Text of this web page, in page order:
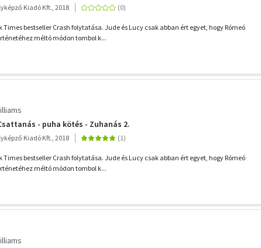
Kiadó Kft., 2018
Times bestseller Crash folytatása. Jude és Lucy csak abban ért egyet, hogy Rómeó
méltó módon tombol k...
- puha kötés - Zuhanás 2.
Kiadó Kft., 2018
Times bestseller Crash folytatása. Jude és Lucy csak abban ért egyet, hogy Rómeó
méltó módon tombol k...